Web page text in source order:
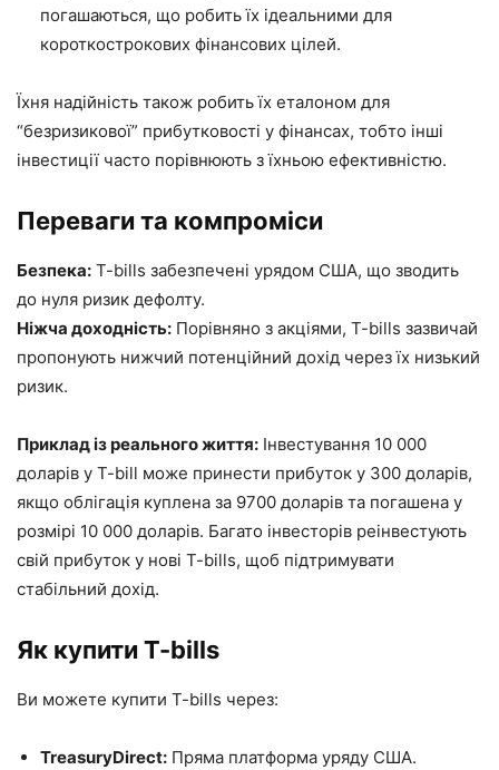
погашаються, що робить їх ідеальними для
короткострокових фінансових цілей.
Їхня надійність також робить їх еталоном для
“безризикової” прибутковості у фінансах, тобто інші
інвестиції часто порівнюють з їхньою ефективністю.
Переваги та компроміси
Безпека: T-bills забезпечені урядом США, що зводить
до нуля ризик дефолту.
Ніжча доходність: Порівняно з акціями, T-bills зазвичай
пропонують нижчий потенційний дохід через їх низький
ризик.
Приклад із реального життя: Інвестування 10 000
доларів у T-bill може принести прибуток у 300 доларів,
якщо облігація куплена за 9700 доларів та погашена у
розмірі 10 000 доларів. Багато інвесторів реінвестують
свій прибуток у нові T-bills, щоб підтримувати
стабільний дохід.
Як купити T-bills
Ви можете купити T-bills через:
TreasuryDirect: Пряма платформа уряду США.